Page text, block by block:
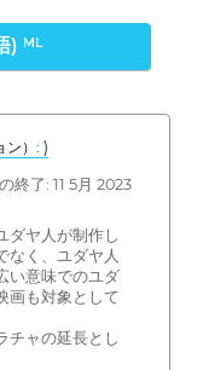
) ML
ン）: )
了: 11 5月 2023
ダヤ人が制作し
なく、ユダヤ人
い意味でのユダ
画も対象として
チャの延長とし